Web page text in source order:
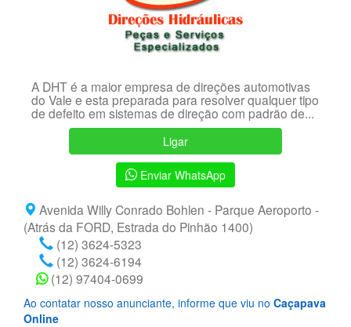
A DHT é a maior empresa de direções automotivas
do Vale e esta preparada para resolver qualquer tipo
de defeito em sistemas de direção com padrão de...
Ligar
Enviar WhatsApp
Avenida Willy Conrado Bohlen - Parque Aeroporto -
(Atrás da FORD, Estrada do Pinhão 1400)
(12) 3624-5323
(12) 3624-6194
(12) 97404-0699
Ao contatar nosso anunciante, informe que viu no Caçapava
Online